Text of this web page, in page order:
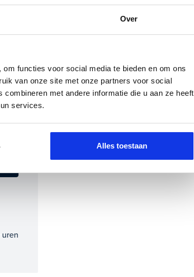
Over
functies voor social media te bieden en om ons
van onze site met onze partners voor social
met andere informatie die u aan ze heeft
services.
Alles toestaan